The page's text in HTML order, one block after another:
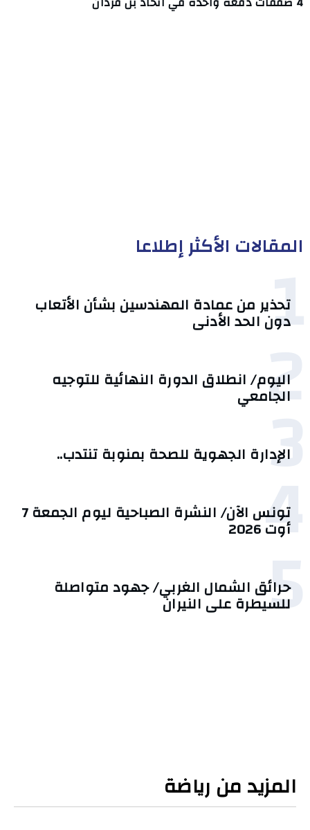
المقالات الأكثر إطلاعا
1
تحذير من عمادة المهندسين بشأن الأتعاب
دون الحد الأدنى
2
اليوم/ انطلاق الدورة النهائية للتوجيه
الجامعي
3
الإدارة الجهوية للصحة بمنوبة تنتدب..
4 تونس الآن/ النشرة الصباحية ليوم الجمعة 7
أوت 2026
5
حرائق الشمال الغربي/ جهود متواصلة
للسيطرة على النيران
المزيد من رياضة